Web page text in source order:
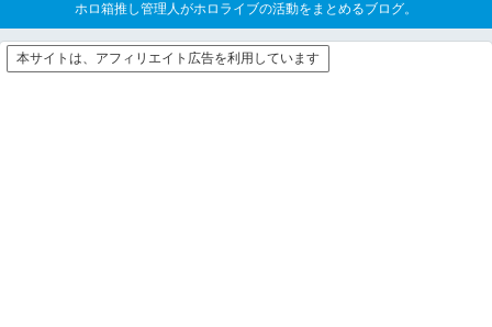
ホロ箱推し管理人がホロライブの活動をまとめるブログ。
本サイトは、アフィリエイト広告を利用しています